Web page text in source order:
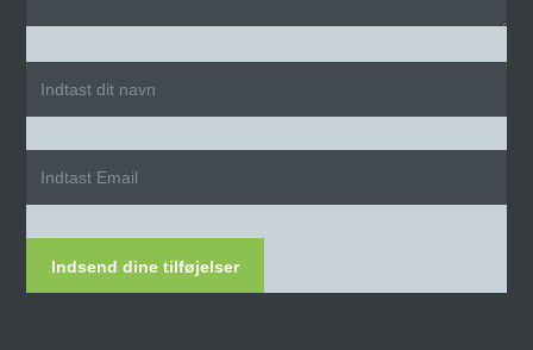
Indsend dine tilføjelser